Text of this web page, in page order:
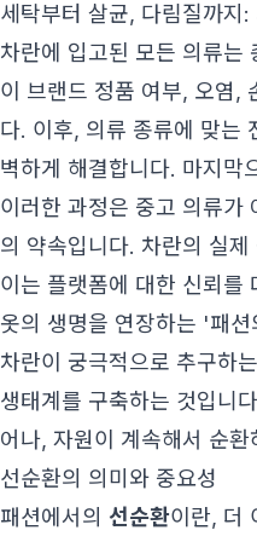
세탁부터 살균, 다림질까지
차란에 입고된 모든 의류는
이 브랜드 정품 여부, 오염,
다. 이후, 의류 종류에 맞는
벽하게 해결합니다. 마지막
이러한 과정은 중고 의류가
의 약속입니다. 차란의 실제
이는 플랫폼에 대한 신뢰를
옷의 생명을 연장하는 '패
차란이 궁극적으로 추구하
생태계를 구축하는 것입니
어나, 자원이 계속해서 순
선순환의 의미와 중요성
패션에서의 선순환이란, 더